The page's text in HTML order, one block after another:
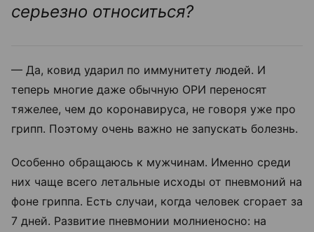
серьезно относиться?
— Да, ковид ударил по иммунитету людей. И
теперь многие даже обычную ОРИ переносят
тяжелее, чем до коронавируса, не говоря уже про
грипп. Поэтому очень важно не запускать болезнь.
Особенно обращаюсь к мужчинам. Именно среди
них чаще всего летальные исходы от пневмоний на
фоне гриппа. Есть случаи, когда человек сгорает за
7 дней. Развитие пневмонии молниеносно: на